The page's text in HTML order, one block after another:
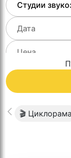
🎬 Циклорама